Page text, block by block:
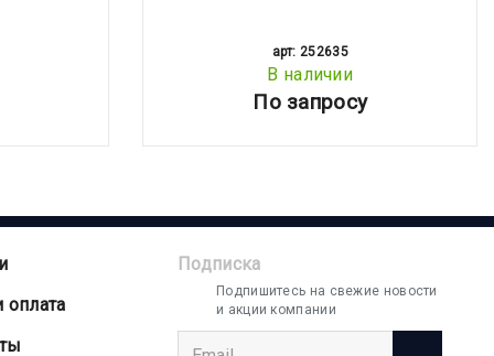
арт: 252635
В наличии
По запросу
Подписка
Подпишитесь на свежие новости
и акции компании
оплата